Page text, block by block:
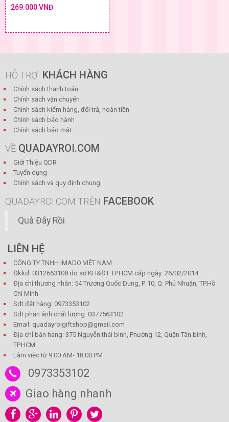
269.000 VNĐ
HỖ TRỢ KHÁCH HÀNG
Chính sách thanh toán
Chính sách vận chuyển
Chính sách kiểm hàng, đổi trả, hoàn tiền
Chính sách bảo hành
Chính sách bảo mật
VỀ QUADAYROI.COM
Giới Thiệu QDR
Tuyển dụng
Chính sách và quy định chung
QUADAYROI.COM TRÊN FACEBOOK
Quà Đây Rồi
LIÊN HỆ
CÔNG TY TNHH IMADO VIỆT NAM
Đkkd: 0312663108 do sở KH&ĐT TP.HCM cấp ngày: 26/02/2014
Địa chỉ thương nhân: 54 Trương Quốc Dung, P. 10, Q. Phú Nhuận, TP.Hồ
Chí Minh
Sdt đặt hàng: 0973353102
Sdt phản ánh chất lượng: 0377563102
Email: quadayroigiftshop@gmail.com
Địa chỉ bán hàng: 375 Nguyễn thái bình, Phường 12, Quận Tân bình,
TP.HCM
Làm việc từ 9:00 AM- 18:00 PM
0973353102
Giao hàng nhanh